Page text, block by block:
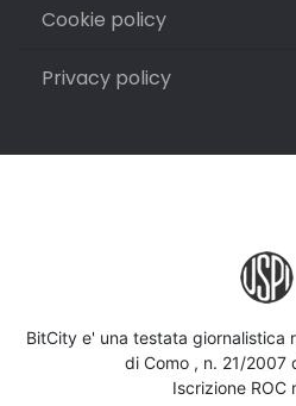
Cookie policy
Privacy policy
BitCity e' una testata giornalistica
di Como , n. 21/2007
Iscrizione ROC